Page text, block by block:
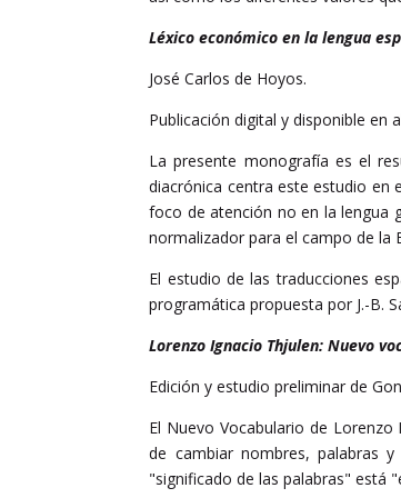
Léxico económico en la lengua
José Carlos de Hoyos.
Publicación digital y disponible en
La presente monografía es el
diacrónica centra este estudio en
foco de atención no en la lengua
normalizador para el campo de la
El estudio de las traducciones
programática propuesta por J.-B.
Lorenzo Ignacio Thjulen: Nuevo
Edición y estudio preliminar de
El Nuevo Vocabulario de
de cambiar nombres, palabras
"significado de las palabras" está